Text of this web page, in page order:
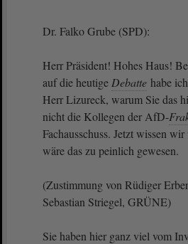
Dr. Falko Grube (SPD):
Herr Präsident! Hohes Haus!
auf die heutige Debatte habe
Herr Lizureck, warum Sie das
nicht die Kollegen der AfD-
Fachausschuss. Jetzt wissen
wäre das zu peinlich gewesen.
(Zustimmung von Rüdiger
Sebastian Striegel, GRÜNE)
Sie haben hier ganz viel vom